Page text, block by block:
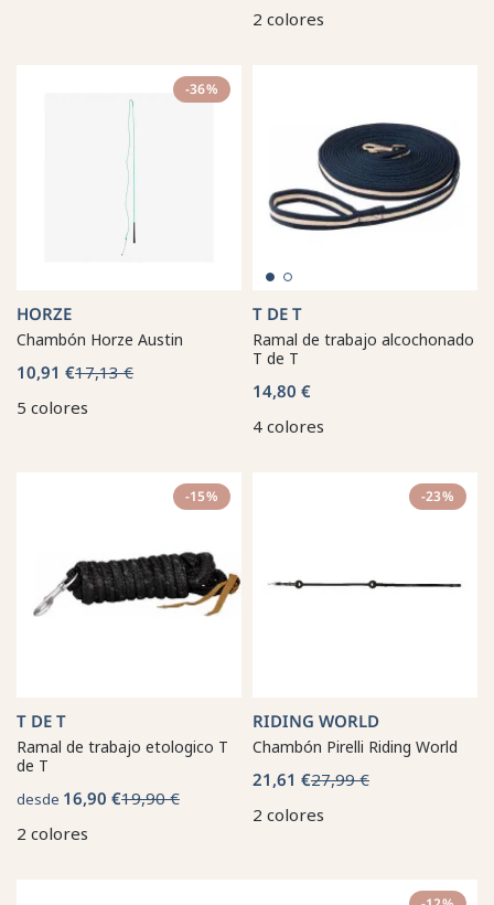
2 colores
-36%
HORZE
Chambón Horze Austin
10,91 €17,13 €
5 colores
T DE T
Ramal de trabajo alcochonado
T de T
14,80 €
4 colores
-15%
T DE T
Ramal de trabajo etologico T
de T
desde 16,90 €19,90 €
2 colores
-23%
RIDING WORLD
Chambón Pirelli Riding World
21,61 €27,99 €
2 colores